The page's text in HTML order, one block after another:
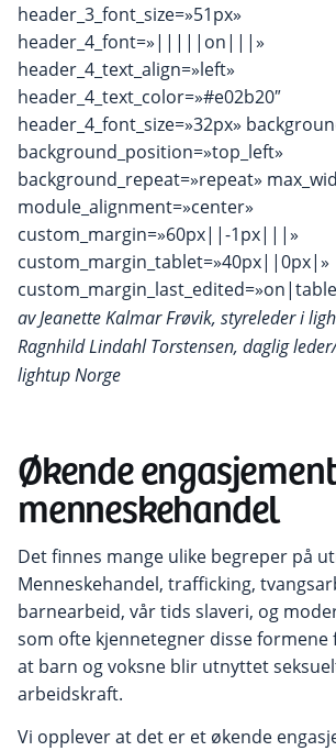
header_3_font_size=»51px»
header_4_font=»|||||on|||»
header_4_text_align=»left»
header_4_text_color=»#e02b20″
header_4_font_size=»32px»
background_position=»top_left»
background_repeat=»repeat»
module_alignment=»center»
custom_margin=»60px||-1px|||»
custom_margin_tablet=»40px||0px|»
av Jeanette Kalmar Frøvik, styreleder i
Ragnhild Lindahl Torstensen, daglig
lightup Norge
Økende
menneskehandel
Det finnes mange ulike begreper på
Menneskehandel, trafficking,
barnearbeid, vår tids slaveri, og
som ofte kjennetegner disse
at barn og voksne blir utnyttet
arbeidskraft.
Vi opplever at det er et økende